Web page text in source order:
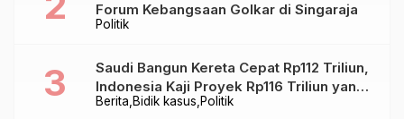
Politik
Forum Kebangsaan Golkar di Singaraja
Berita Bidik kasus Politik
Saudi Bangun Kereta Cepat Rp112 Triliun,
Indonesia Kaji Proyek Rp116 Triliun yang
Baru Sampai Bandung